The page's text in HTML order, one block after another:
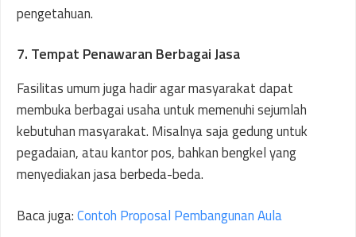
pengetahuan.
7. Tempat Penawaran Berbagai Jasa
Fasilitas umum juga hadir agar masyarakat dapat
membuka berbagai usaha untuk memenuhi sejumlah
kebutuhan masyarakat. Misalnya saja gedung untuk
pegadaian, atau kantor pos, bahkan bengkel yang
menyediakan jasa berbeda-beda.
Baca juga:Contoh Proposal Pembangunan Aula